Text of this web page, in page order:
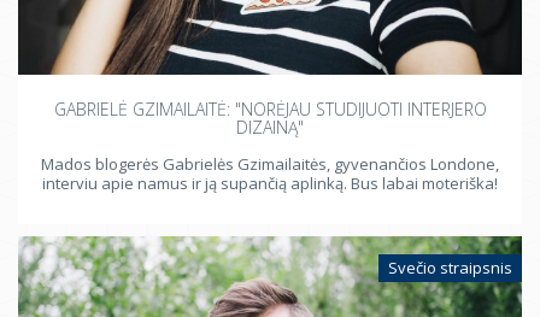
GABRIELĖ GZIMAILAITĖ: "NORĖJAU STUDIJUOTI INTERJERO
DIZAINĄ"
Mados blogerės Gabrielės Gzimailaitės, gyvenančios Londone,
interviu apie namus ir ją supančią aplinką. Bus labai moteriška!
Svečio straipsnis